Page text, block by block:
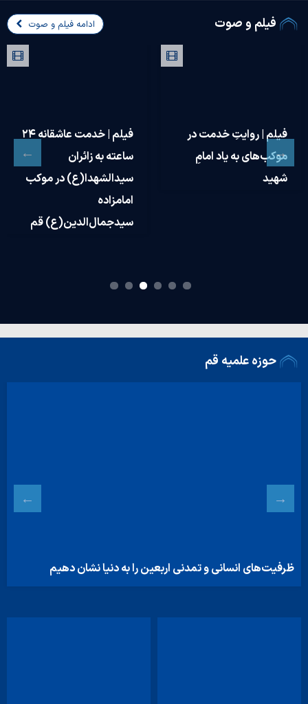
فیلم و صوت ادامه فیلم و صوت
فیلم | حضور نمایندگان
حوزه علمیه جهت بازدید
از مواکب اربعین و عرض
فیلم | چگونه «انتقام و
خون‌خواهی» امنیت و
اقتدار ملی را تقویت
می‌کند؟
حوزه علمیه قم
تقدیر خادمان آستان مقدس حضرت فاطمه معصومه(س) از
عشایر عراقی